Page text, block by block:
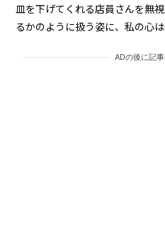
皿を下げてくれる店員さんを無
るかのように扱う姿に、私の心
ADの後に記